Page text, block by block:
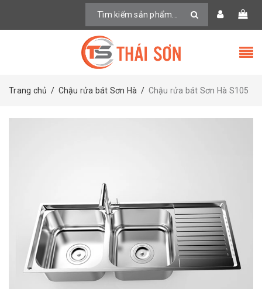
Trang chủ / Chậu rửa bát Sơn Hà / Chậu rửa bát Sơn Hà S105